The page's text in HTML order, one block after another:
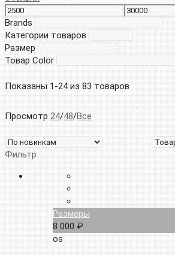
Brands
Категории товаров
Размер
Товар Color
Показаны 1-24 из 83 товаров
Просмотр 24/48/Все
Фильтр
Размеры
8 000 ₽
os